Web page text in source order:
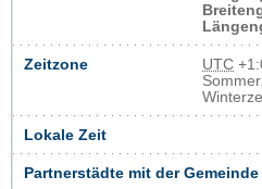
Zeitzone UTC
Lokale Zeit
Partnerstädte mit der Gemeinde